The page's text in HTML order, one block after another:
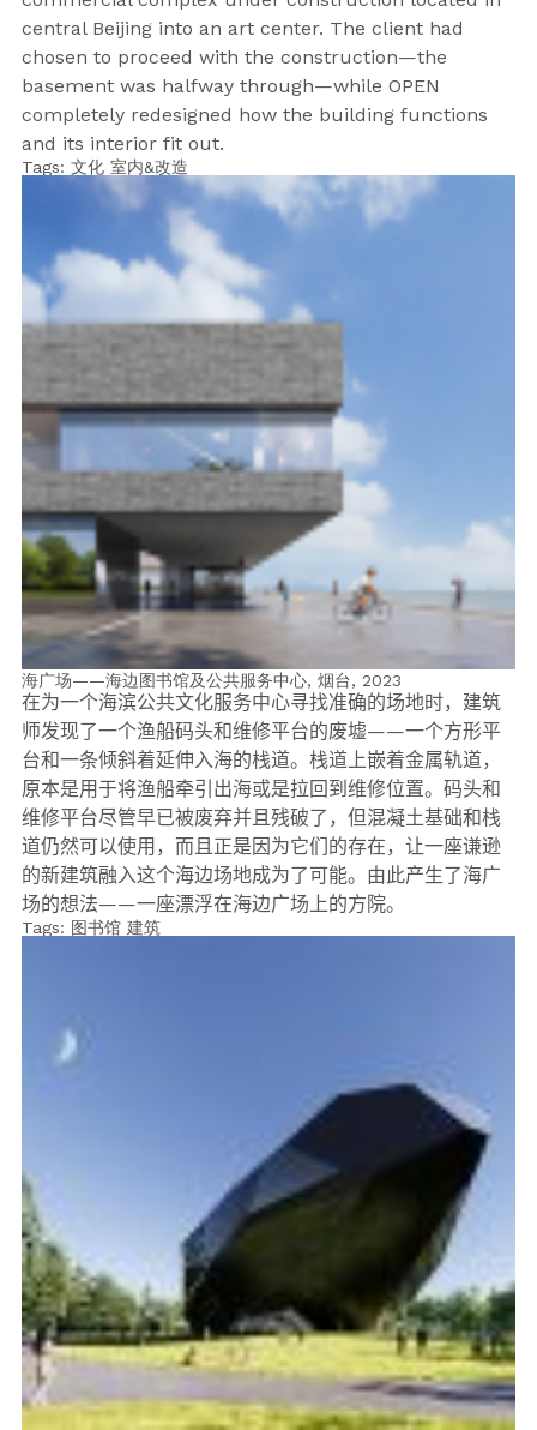
central Beijing into an art center. The client had
chosen to proceed with the construction—the
basement was halfway through—while OPEN
completely redesigned how the building functions
and its interior fit out.
Tags: 文化 室内&改造
海广场——海边图书馆及公共服务中心, 烟台, 2023
在为一个海滨公共文化服务中心寻找准确的场地时，建筑
师发现了一个渔船码头和维修平台的废墟——一个方形平
台和一条倾斜着延伸入海的栈道。栈道上嵌着金属轨道，
原本是用于将渔船牵引出海或是拉回到维修位置。码头和
维修平台尽管早已被废弃并且残破了，但混凝土基础和栈
道仍然可以使用，而且正是因为它们的存在，让一座谦逊
的新建筑融入这个海边场地成为了可能。由此产生了海广
场的想法——一座漂浮在海边广场上的方院。
Tags: 图书馆 建筑